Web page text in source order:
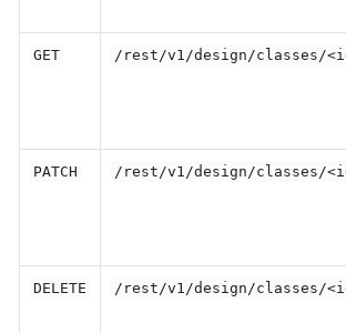
GET /rest/v1/design/classes/
PATCH /rest/v1/design/classes/
DELETE /rest/v1/design/classes/